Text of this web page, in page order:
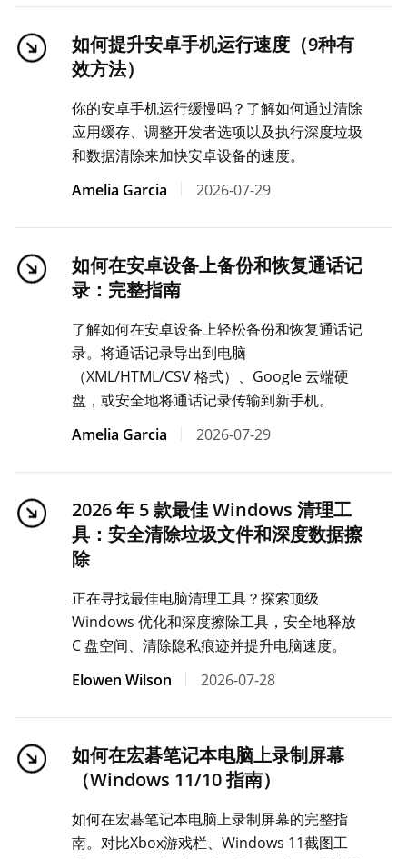
如何提升安卓手机运行速度（9种有
效方法）
你的安卓手机运行缓慢吗？了解如何通过清除
应用缓存、调整开发者选项以及执行深度垃圾
和数据清除来加快安卓设备的速度。
Amelia Garcia
2026-07-29
如何在安卓设备上备份和恢复通话记
录：完整指南
了解如何在安卓设备上轻松备份和恢复通话记
录。将通话记录导出到电脑
（XML/HTML/CSV 格式）、Google 云端硬
盘，或安全地将通话记录传输到新手机。
Amelia Garcia
2026-07-29
2026 年 5 款最佳 Windows 清理工
具：安全清除垃圾文件和深度数据擦
除
正在寻找最佳电脑清理工具？探索顶级
Windows 优化和深度擦除工具，安全地释放
C 盘空间、清除隐私痕迹并提升电脑速度。
Elowen Wilson
2026-07-28
如何在宏碁笔记本电脑上录制屏幕
（Windows 11/10 指南）
如何在宏碁笔记本电脑上录制屏幕的完整指
南。对比Xbox游戏栏、Windows 11截图工